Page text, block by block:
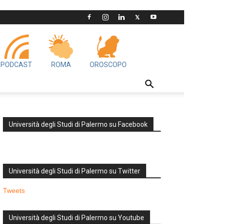
PODCAST ROMA OROSCOPO
Università degli Studi di Palermo su Facebook
Università degli Studi di Palermo su Twitter
Tweets
Università degli Studi di Palermo su Youtube